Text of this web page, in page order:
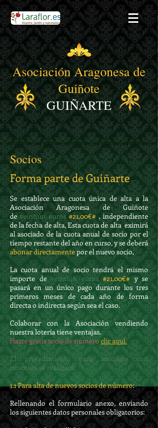
Asociación Aragonesa de
Guiñote
GUIÑARTE
Socios
Forma parte de Guiñarte
Se establece una cuota única de alta a la
Asociación Aragonesa de Guiñote
deveintiún euros#21,00€# , independiente
de la fecha de alta, Esta cuota de alta eximirá
al asociado de la cuota anual de socio por el
tiempo restante del año en curso, y se deberá
abonar directamentepor el nuevo socio,
La cuota anual de socio tendrá el mismo
importe deveintiún euros#21,00€#y se
pasará en un único pago durante los tres
primeros meses de cada año de forma
directa o indirecta según sea el caso.
Colaborar con la Asociación vendiendo
nuestra lotería tiene ventajas.
Hazte gratis socio de número clic aquí.
El procedimiento para asociarte con
nosotros se realizará:
1.1 Para alta de nuevos socios de número:
Rellenando el formulario anexo, enviando
los siguientes datos personales obligatorios: